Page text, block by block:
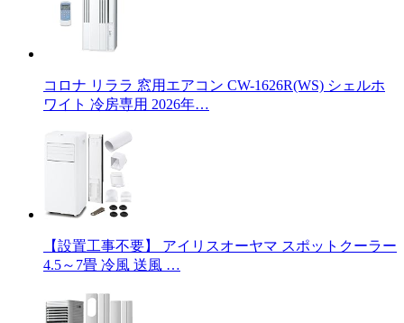
コロナ リララ 窓用エアコン CW-1626R(WS) シェルホ
ワイト 冷房専用 2026年…
【設置工事不要】 アイリスオーヤマ スポットクーラー
4.5～7畳 冷風 送風 …